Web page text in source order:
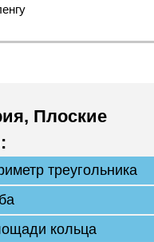
, Плоские
:
треугольника
кольца